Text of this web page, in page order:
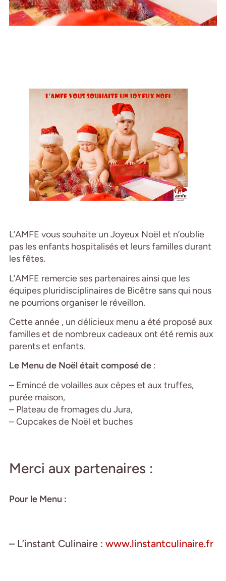
L’AMFE vous souhaite un Joyeux Noël et n’oublie
pas les enfants hospitalisés et leurs familles durant
les fêtes.
L’AMFE remercie ses partenaires ainsi que les
équipes pluridisciplinaires de Bicêtre sans qui nous
ne pourrions organiser le réveillon.
Cette année , un délicieux menu a été proposé aux
familles et de nombreux cadeaux ont été remis aux
parents et enfants.
Le Menu de Noël était composé de:
– Emincé de volailles aux cèpes et aux truffes,
purée maison,
– Plateau de fromages du Jura,
– Cupcakes de Noël et buches
Merci aux partenaires :
Pour le Menu :
– L’instant Culinaire : www.linstantculinaire.fr